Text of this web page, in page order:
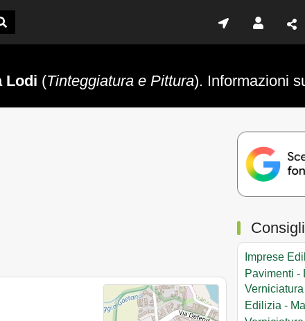
Lodi (Tinteggiatura e Pittura). Informazioni
Imprese
Pavimenti -
Verniciatura
Edilizia -